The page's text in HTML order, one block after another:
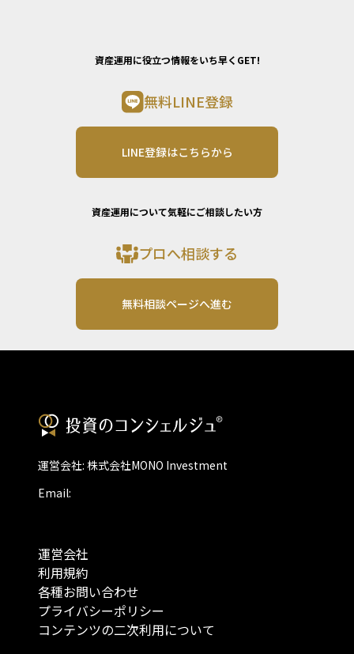
資産運用に役立つ情報をいち早くGET!
無料LINE登録
LINE登録はこちらから
資産運用について気軽にご相談したい方
プロへ相談する
無料相談ページへ進む
運営会社: 株式会社MONO Investment
Email:
運営会社
利用規約
各種お問い合わせ
プライバシーポリシー
コンテンツの二次利用について